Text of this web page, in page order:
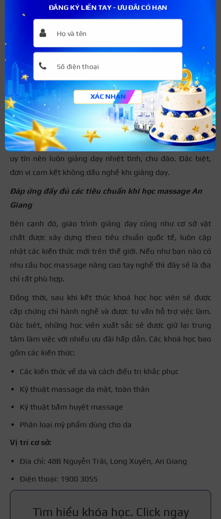
Giảng viên nhiều năm kinh nghiệm, nhiệt tình
Kay Spa có đội ngũ giảng viên đều là những chuyên gia y
bác sĩ trong ngành da liễu, có nhiều năm kinh nghiệm.
Các giảng viên đều đặt chất lượng giảng dạy học viên lần
uy tín nên luôn giảng dạy nhiệt tình, chu đáo. Đặc biệt,
đơn vị cam kết không dấu nghề khi giảng dạy.
Đáp ứng đầy đủ các tiêu chuẩn khi học massage An
Giang
Bên cạnh đó, giáo trình giảng dạy cũng như cơ sở vật
chất được xây dựng theo tiêu chuẩn quốc tế, luôn cập
nhật các kiến thức mới trên thế giới. Nếu như bạn nào có
nhu cầu học massage nâng cao tay nghề thì đây sẽ là địa
chỉ rất phù hợp.
Đồng thời, sau khi kết thúc khoá học học viên sẽ được
cấp chứng chỉ hành nghề và được tư vấn hỗ trợ việc làm.
Đặc biệt, những học viên xuất sắc sẽ được giữ lại trung
tâm làm việc với nhiều ưu đãi hấp dẫn. Các khoá học bao
gồm các kiến thức:
Các kiến thức về da và cách điều trị khắc phục
Kỹ thuật massage da mặt, toàn thân
Kỹ thuật bấm huyệt massage
Phân loại mỹ phẩm dùng cho da
Vị trí cơ sở:
Địa chỉ: 48B Nguyễn Trãi, Long Xuyên, An Giang
Điện thoại: 1900 3055
Tìm hiểu khóa học. Click ngay
ĐĂNG KÝ LIỀN TAY - ƯU ĐÃI CÓ HẠN
XÁC NHẬN